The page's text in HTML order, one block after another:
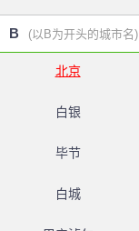
B (以B为开头的城市名)
北京
白银
毕节
白城